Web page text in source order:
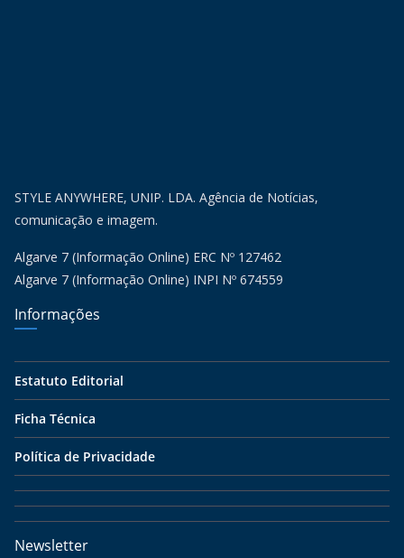
STYLE ANYWHERE, UNIP. LDA. Agência de Notícias,
comunicação e imagem.
Algarve 7 (Informação Online) ERC Nº 127462
Algarve 7 (Informação Online) INPI Nº 674559
Informações
Estatuto Editorial
Ficha Técnica
Política de Privacidade
Newsletter